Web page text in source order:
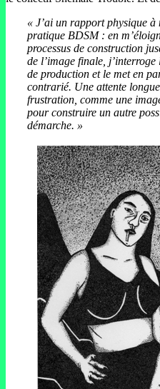
« J’ai un rapport physique à
pratique BDSM : en
processus de construction
de l’image finale,
de production et le met en
contrarié. Une attente
frustration, comme une
pour construire un autre
démarche. »